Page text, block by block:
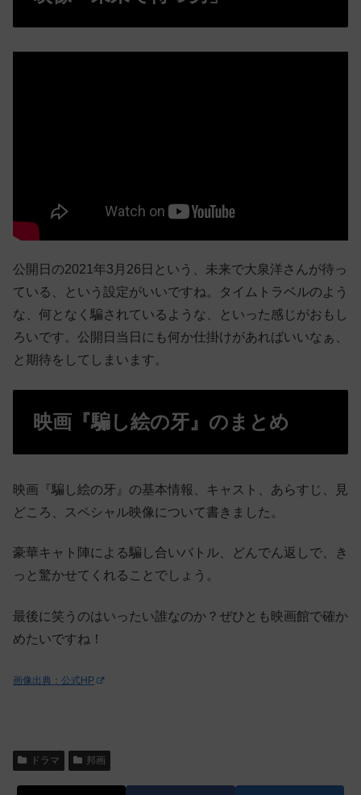
公開日の2021年3月26日という、未来で大泉洋さんが待っ
ている、という設定がいいですね。タイムトラベルのよう
な、何となく騙されているような、といった感じがおもし
ろいです。公開日当日にも何か仕掛けがあればいいなぁ、
と期待をしてしまいます。
映画『騙し絵の牙』のまとめ
映画『騙し絵の牙』の基本情報、キャスト、あらすじ、見
どころ、スペシャル映像について書きました。
豪華キャト陣による騙し合いバトル、どんでん返しで、き
っと驚かせてくれることでしょう。
最後に笑うのはいったい誰なのか？ぜひとも映画館で確か
めたいですね！
画像出典：公式HP
ドラマ 邦画